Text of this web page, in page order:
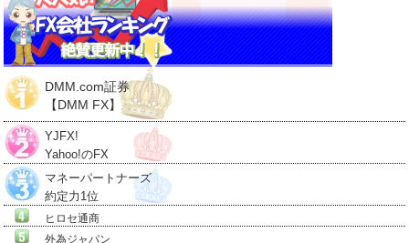
DMM.com証券
【DMM FX】
YJFX!
Yahoo!のFX
マネーパートナーズ
約定力1位
ヒロセ通商
外為ジャパン